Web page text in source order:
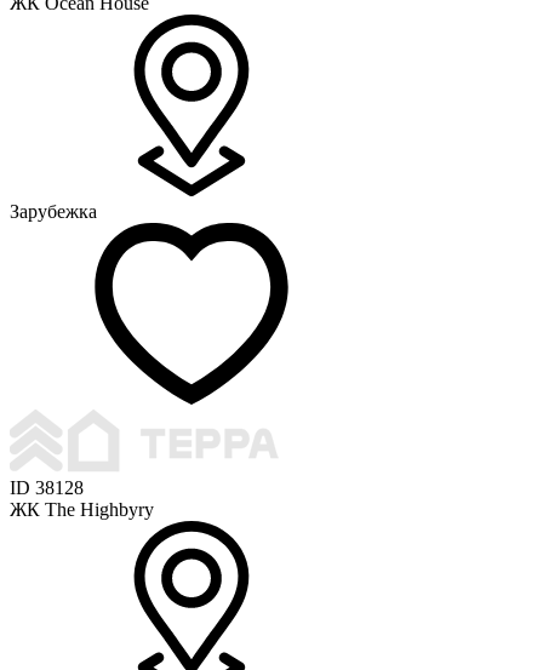
Зарубежка
ID 38128
ЖК The Highbyry